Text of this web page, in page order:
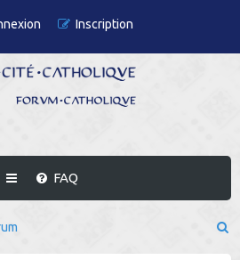
Inscription
FAQ